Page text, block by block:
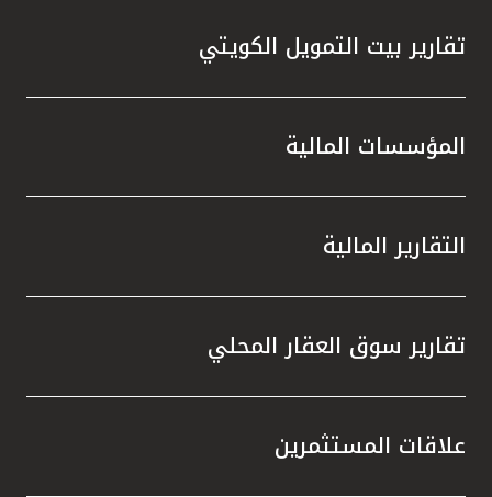
تقارير بيت التمويل الكويتي
المؤسسات المالية
التقارير المالية
تقارير سوق العقار المحلي
علاقات المستثمرين